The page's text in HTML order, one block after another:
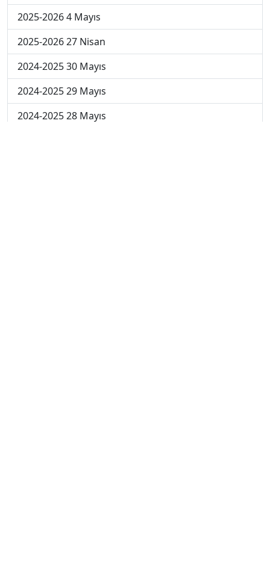
2025-2026 4 Mayıs
2025-2026 27 Nisan
2024-2025 30 Mayıs
2024-2025 29 Mayıs
2024-2025 28 Mayıs